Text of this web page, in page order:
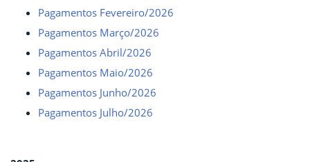
Pagamentos Fevereiro/2026
Pagamentos Março/2026
Pagamentos Abril/2026
Pagamentos Maio/2026
Pagamentos Junho/2026
Pagamentos Julho/2026